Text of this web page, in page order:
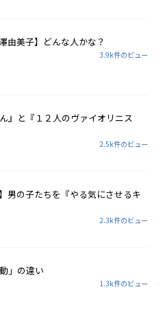
由美子】どんな人かな？
3.9k件のビュー
』と『１２人のヴァイオリニス
2.5k件のビュー
男の子たちを『やる気にさせるキ
2.3k件のビュー
」の違い
1.3k件のビュー